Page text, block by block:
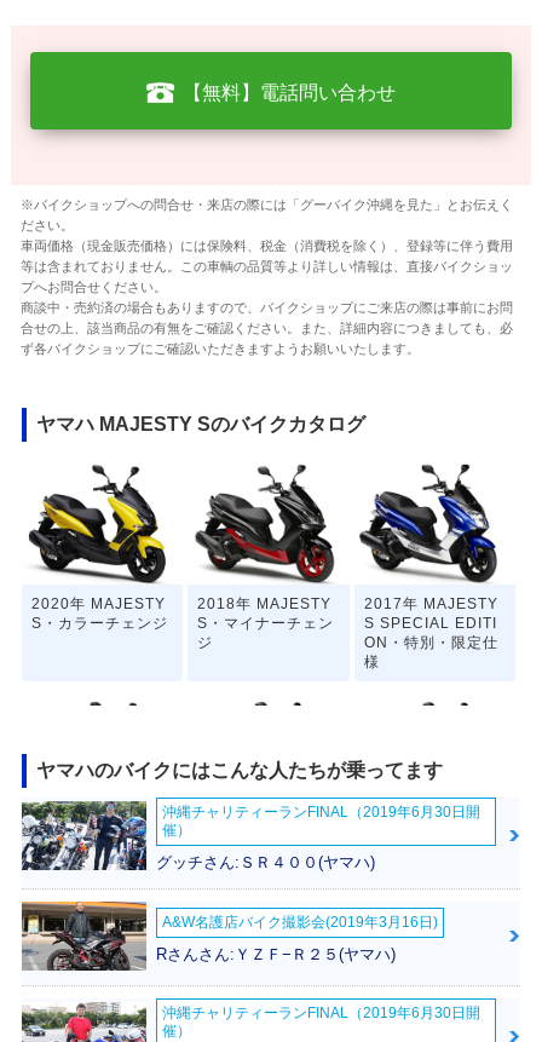
【無料】電話問い合わせ
※バイクショップへの問合せ・来店の際には「グーバイク沖縄を見た」とお伝えく
ださい。
車両価格（現金販売価格）には保険料、税金（消費税を除く）、登録等に伴う費用
等は含まれておりません。この車輌の品質等より詳しい情報は、直接バイクショッ
プへお問合せください。
商談中・売約済の場合もありますので、バイクショップにご来店の際は事前にお問
合せの上、該当商品の有無をご確認ください。また、詳細内容につきましても、必
ず各バイクショップにご確認いただきますようお願いいたします。
ヤマハ MAJESTY Sのバイクカタログ
2020年 MAJESTY
S・カラーチェンジ
2018年 MAJESTY
S・マイナーチェン
ジ
2017年 MAJESTY
S SPECIAL EDITI
ON・特別・限定仕
様
2016年 MAJESTY
S 60th Anniversar
2016年 MAJESTY
S・マイナーチェン
2014年 MAJESTY
S・新登場
ヤマハのバイクにはこんな人たちが乗ってます
沖縄チャリティーランFINAL（2019年6月30日開
催）
グッチさん:ＳＲ４００(ヤマハ)
A&W名護店バイク撮影会(2019年3月16日)
Rさんさん:ＹＺＦ−Ｒ２５(ヤマハ)
沖縄チャリティーランFINAL（2019年6月30日開
催）